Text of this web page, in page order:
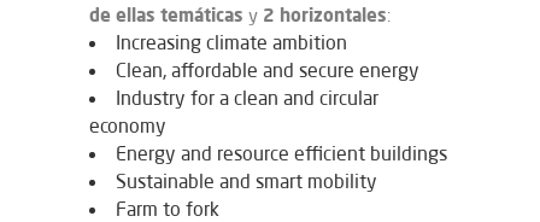
de ellas temáticas y 2 horizontales:
Increasing climate ambition
Clean, affordable and secure energy
Industry for a clean and circular
economy
Energy and resource efficient buildings
Sustainable and smart mobility
Farm to fork